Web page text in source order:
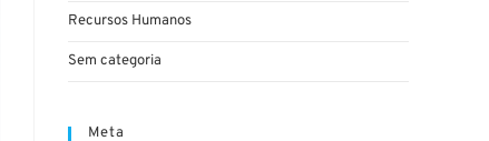
Recursos Humanos
Sem categoria
Meta